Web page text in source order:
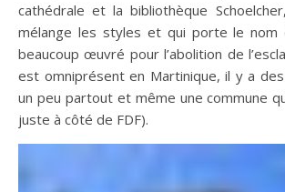
cathédrale et la bibliothèque
mélange les styles et qui porte le nom
beaucoup œuvré pour l’abolition de
est omniprésent en Martinique, il y a
un peu partout et même une commune
juste à côté de FDF).